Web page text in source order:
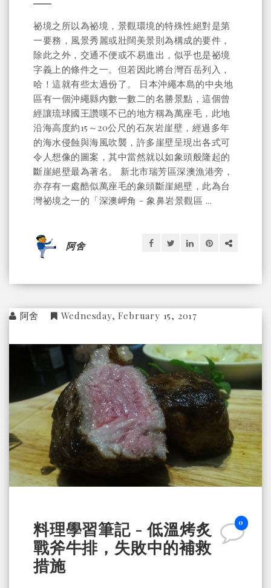
祕境之所以為祕境，景觀環境的特殊性絕對是第
一要務，風景秀麗或壯闊美景則為構成的要件，
除此之外，交通不便或不易進出，似乎也是祕境
字義上的條件之一。但若因此將台灣百岳列入，
哈！這就有些太過份了。 日本沖繩本島的中央地
區有一個沖繩縣內數一數二的名勝景點，這個曾
經讓琉球國王讚嘆不已的地方稱為萬座毛，此地
沿海高度約15～20公尺的石灰岩崖壁，經過多年
的海水侵蝕與海風吹襲，許多崖壁呈現出各式可
令人想像的圖案，其中當然就以如象頭般隆起的
斷崖絕壁最為著名。 新北市瑞芳區深澳漁港旁，
亦存有一處酷似萬座毛的象頭斷崖絕壁，此為台
灣祕境之一的「深澳岬角 - 象鼻岩景觀區 ...
阿舍
阿舍 Wednesday, February 15, 2017
0
料理學習筆記 - 低溫烤炙
戰斧牛排，失敗中的補救
措施